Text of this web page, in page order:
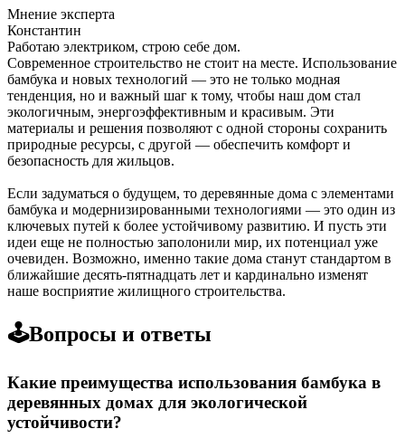
Мнение эксперта
Константин
Работаю электриком, строю себе дом.
Современное строительство не стоит на месте. Использование
бамбука и новых технологий — это не только модная
тенденция, но и важный шаг к тому, чтобы наш дом стал
экологичным, энергоэффективным и красивым. Эти
материалы и решения позволяют с одной стороны сохранить
природные ресурсы, с другой — обеспечить комфорт и
безопасность для жильцов.
Если задуматься о будущем, то деревянные дома с элементами
бамбука и модернизированными технологиями — это один из
ключевых путей к более устойчивому развитию. И пусть эти
идеи еще не полностью заполонили мир, их потенциал уже
очевиден. Возможно, именно такие дома станут стандартом в
ближайшие десять-пятнадцать лет и кардинально изменят
наше восприятие жилищного строительства.
🕹️Вопросы и ответы
Какие преимущества использования бамбука в
деревянных домах для экологической
устойчивости?